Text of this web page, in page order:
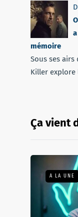
mémoire
Sous ses
Killer explore
Ça vient
A LA UNE